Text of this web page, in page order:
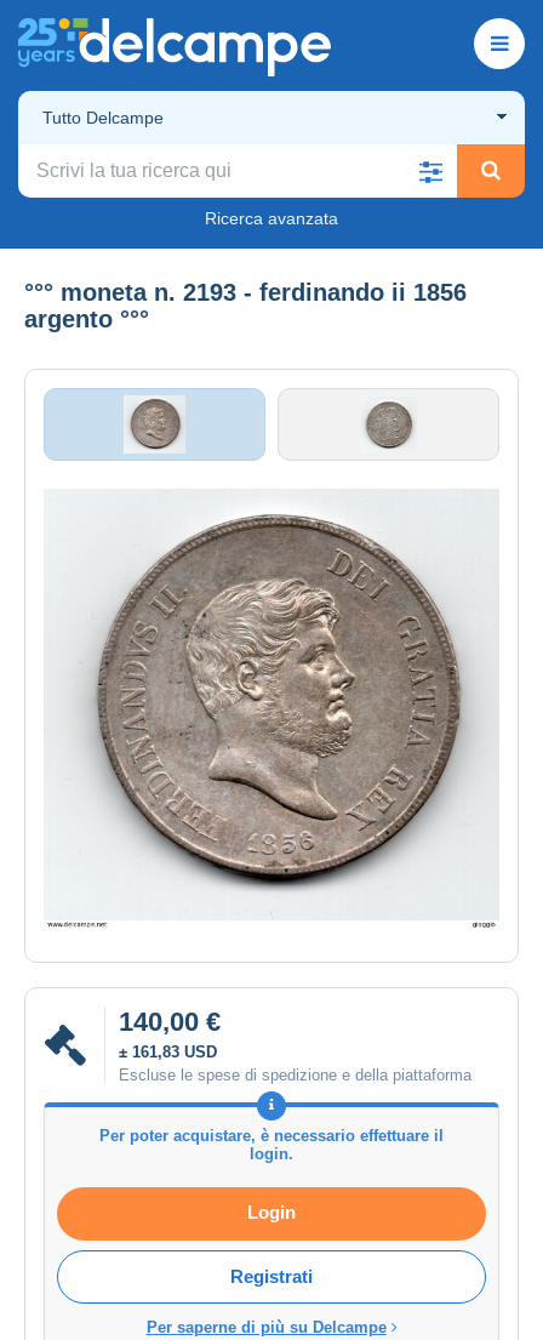
Tutto Delcampe
Ricerca avanzata
°°° moneta n. 2193 - ferdinando ii 1856
argento °°°
140,00 €
± 161,83 USD
Escluse le spese di spedizione e della piattaforma
Per poter acquistare, è necessario effettuare il
login.
Login
Registrati
Per saperne di più su Delcampe